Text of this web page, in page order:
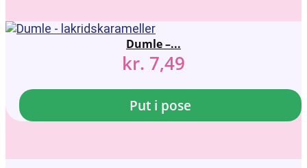
Dumle –...
kr. 7,49
Put i pose